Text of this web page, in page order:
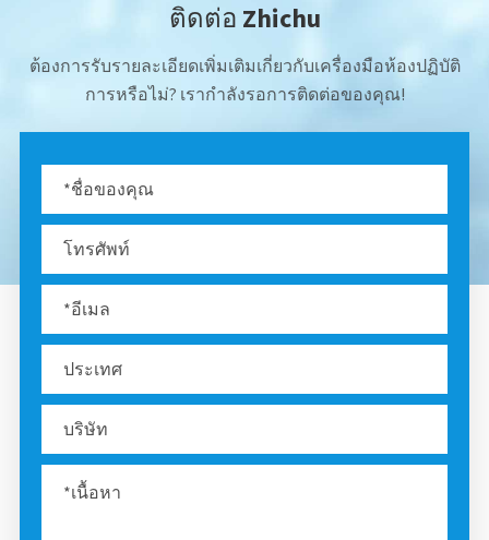
ติดต่อ Zhichu
ต้องการรับรายละเอียดเพิ่มเติมเกี่ยวกับเครื่องมือห้องปฏิบัติ
การหรือไม่? เรากำลังรอการติดต่อของคุณ!